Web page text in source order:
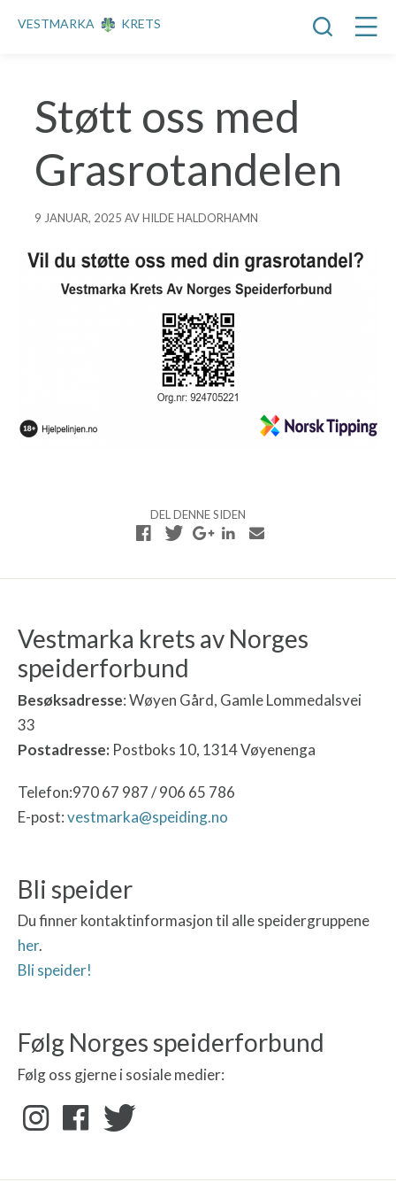
VESTMARKA KRETS
Støtt oss med
Grasrotandelen
9 JANUAR, 2025 AV HILDE HALDORHAMN
DEL DENNE SIDEN
Vestmarka krets av Norges
speiderforbund
Besøksadresse: Wøyen Gård, Gamle Lommedalsvei
33
Postadresse: Postboks 10, 1314 Vøyenenga
Telefon:970 67 987 / 906 65 786
E-post:vestmarka@speiding.no
Bli speider
Du finner kontaktinformasjon til alle speidergruppene
her.
Bli speider!
Følg Norges speiderforbund
Følg oss gjerne i sosiale medier: